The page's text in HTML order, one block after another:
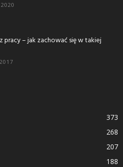
pracy – jak zachować się w takiej
373
268
207
188